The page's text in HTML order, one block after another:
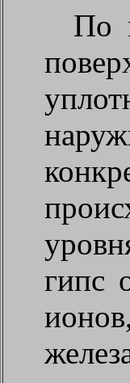
По
гипс